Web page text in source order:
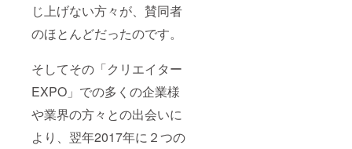
じ上げない方々が、賛同者
のほとんどだったのです。
そしてその「クリエイター
EXPO」での多くの企業様
や業界の方々との出会いに
より、翌年2017年に２つの